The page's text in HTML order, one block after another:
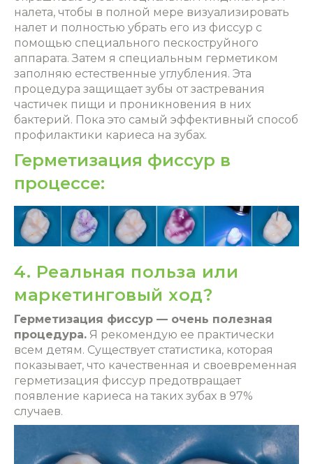
налета, чтобы в полной мере визуализировать
налет и полностью убрать его из фиссур с
помощью специального пескоструйного
аппарата. Затем я специальным герметиком
заполняю естественные углубления. Эта
процедура защищает зубы от застревания
частичек пищи и проникновения в них
бактерий. Пока это самый эффективный способ
профилактики кариеса на зубах.
Герметизация фиссур в
процессе:
4. Реальная польза или
маркетинговый ход?
Герметизация фиссур — очень полезная
процедура. Я рекомендую ее практически
всем детям. Существует статистика, которая
показывает, что качественная и своевременная
герметизация фиссур предотвращает
появление кариеса на таких зубах в 97%
случаев.